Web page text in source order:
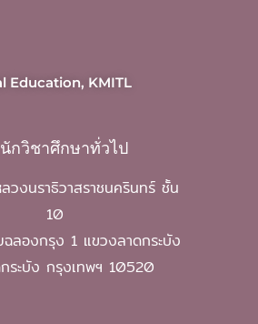
Education, KMITL
กวิชาศึกษาทั่วไป
วงนราธิวาสราชนครินทร์ ชั้น
10
ลองกรุง 1 แขวงลาดกระบัง
กระบัง กรุงเทพฯ 10520